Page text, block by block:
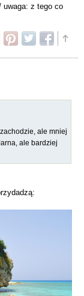
uwaga: z tego co
ale mniej
ale bardziej